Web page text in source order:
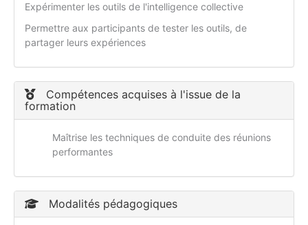
Expérimenter les outils de l'intelligence collective
Permettre aux participants de tester les outils, de
partager leurs expériences
Compétences acquises à l'issue de la
formation
Maîtrise les techniques de conduite des réunions
performantes
Modalités pédagogiques